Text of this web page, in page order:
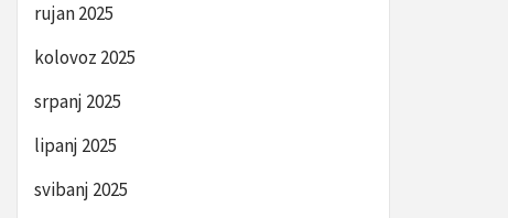
rujan 2025
kolovoz 2025
srpanj 2025
lipanj 2025
svibanj 2025